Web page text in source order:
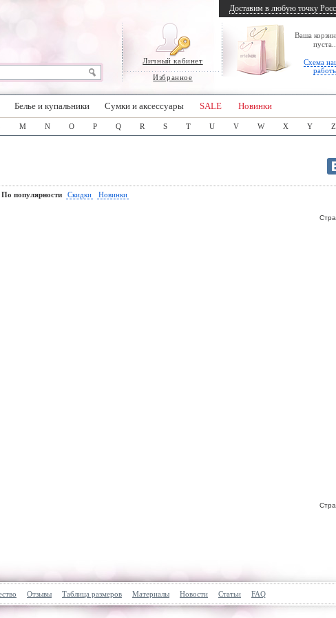
Личный кабинет
Избранное
Ваша
пуста...
Схема
Доставим в любую точку
Белье и купальники Сумки и аксессуары SALE Новинки
M N O P Q R S T U V W X Y Z
По популярности Скидки Новинки
Отзывы Таблица размеров Материалы Новости Статьи FAQ